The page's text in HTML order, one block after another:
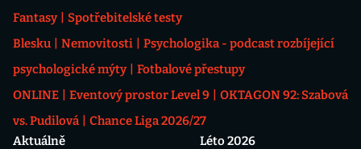
Fantasy
Spotřebitelské testy
Blesku
Nemovitosti
Psychologika - podcast rozbíjející
psychologické mýty
Fotbalové přestupy
ONLINE
Eventový prostor Level 9
OKTAGON 92: Szabová
vs. Pudilová
Chance Liga 2026/27
Aktuálně
Léto 2026